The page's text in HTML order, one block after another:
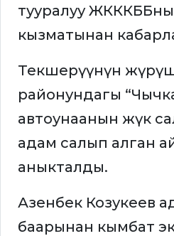
тууралуу
кызматынан
Текшерүүнүн
районундагы
автоунаанын жүк
адам салып алган
аныкталды.
Азенбек Козукеев
баарынан кымбат